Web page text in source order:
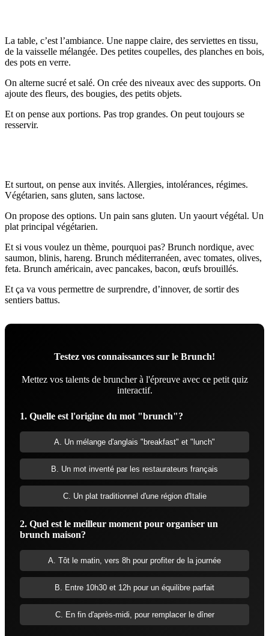
La table, c’est l’ambiance. Une nappe claire, des serviettes en tissu,
de la vaisselle mélangée. Des petites coupelles, des planches en bois,
des pots en verre.
On alterne sucré et salé. On crée des niveaux avec des supports. On
ajoute des fleurs, des bougies, des petits objets.
Et on pense aux portions. Pas trop grandes. On peut toujours se
resservir.
Et surtout, on pense aux invités. Allergies, intolérances, régimes.
Végétarien, sans gluten, sans lactose.
On propose des options. Un pain sans gluten. Un yaourt végétal. Un
plat principal végétarien.
Et si vous voulez un thème, pourquoi pas? Brunch nordique, avec
saumon, blinis, hareng. Brunch méditerranéen, avec tomates, olives,
feta. Brunch américain, avec pancakes, bacon, œufs brouillés.
Et ça va vous permettre de surprendre, d’innover, de sortir des
sentiers battus.
Testez vos connaissances sur le Brunch!
Mettez vos talents de bruncher à l'épreuve avec ce petit quiz
interactif.
1. Quelle est l'origine du mot "brunch"?
A. Un mélange d'anglais "breakfast" et "lunch"
B. Un mot inventé par les restaurateurs français
C. Un plat traditionnel d'une région d'Italie
2. Quel est le meilleur moment pour organiser un
brunch maison?
A. Tôt le matin, vers 8h pour profiter de la journée
B. Entre 10h30 et 12h pour un équilibre parfait
C. En fin d'après-midi, pour remplacer le dîner